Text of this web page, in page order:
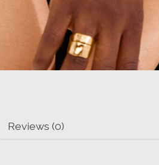
Reviews (0)